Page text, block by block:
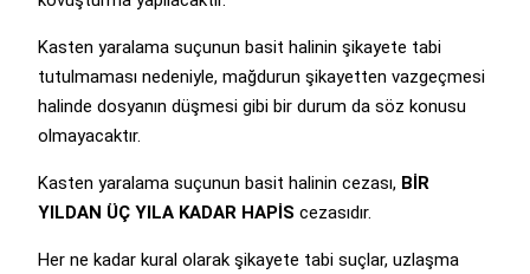
Kasten yaralama suçunun basit halinin şikayete tabi
tutulmaması nedeniyle, mağdurun şikayetten vazgeçmesi
halinde dosyanın düşmesi gibi bir durum da söz konusu
olmayacaktır.
Kasten yaralama suçunun basit halinin cezası, BİR
YILDAN ÜÇ YILA KADAR HAPİS cezasıdır.
Her ne kadar kural olarak şikayete tabi suçlar, uzlaşma